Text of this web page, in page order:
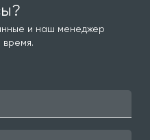
и наш менеджер
время.